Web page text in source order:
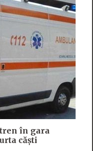
tren în gara
căști